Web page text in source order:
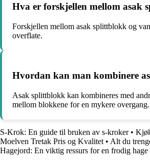
Hva er forskjellen mellom asak
Forskjellen mellom asak splittblokk og
overflate.
Hvordan kan man kombinere
Asak splittblokk kan kombineres med
mellom blokkene for en mykere overgang.
S-Krok: En guide til bruken av s-kroker•
Moelven Tretak Pris og Kvalitet • Alt du
Hagejord: En viktig ressurs for en frodig hage